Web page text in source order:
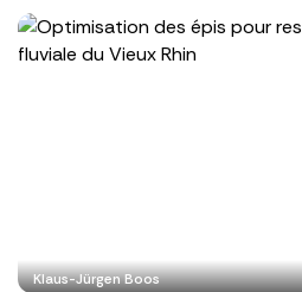
Klaus-Jürgen Boos